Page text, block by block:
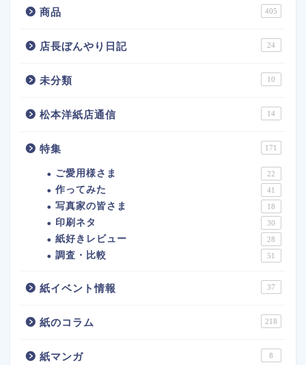
商品 405
店長ぼんやり日記 24
未分類 10
松本洋紙店通信 14
特集 171
ご愛用様さま 22
作ってみた 41
写真家の皆さま 18
印刷ネタ 30
紙好きレビュー 28
調査・比較 51
紙イベント情報 37
紙のコラム 218
紙マンガ 8